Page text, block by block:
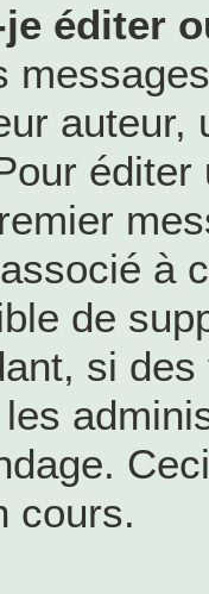
éditer
auteur,
à
de
si
cours.